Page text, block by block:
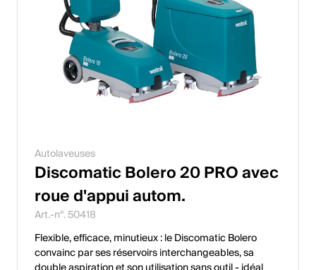
Autolaveuses
Discomatic Bolero 20 PRO avec
roue d'appui autom.
Art.-n°. 50418
Flexible, efficace, minutieux : le Discomatic Bolero
convainc par ses réservoirs interchangeables, sa